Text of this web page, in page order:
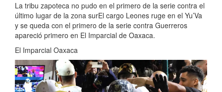
La tribu zapoteca no pudo en el primero de la serie contra el
último lugar de la zona surEl cargo Leones ruge en el Yu’Va
y se queda con el primero de la serie contra Guerreros
apareció primero en El Imparcial de Oaxaca.
El Imparcial Oaxaca